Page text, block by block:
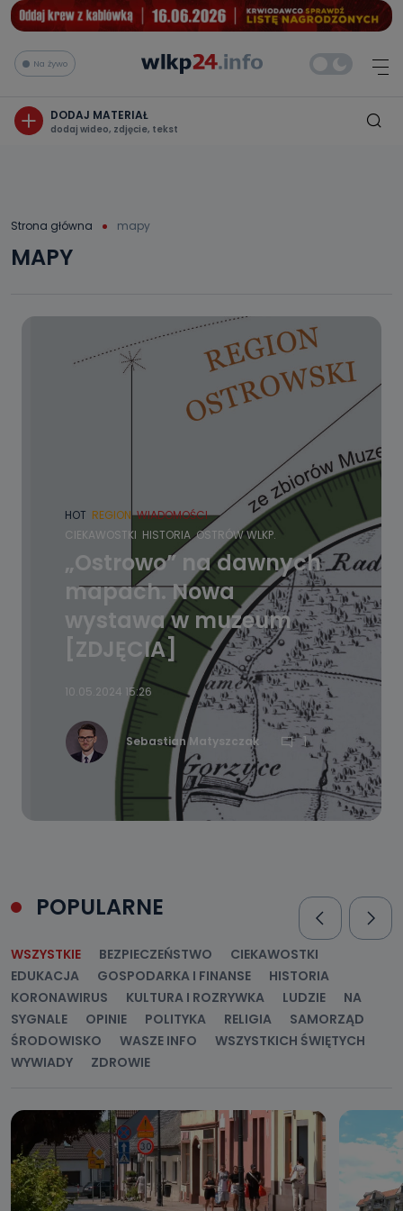
Na żywo
DODAJ MATERIAŁ
dodaj wideo, zdjęcie, tekst
Strona główna mapy
MAPY
HOT REGION WIADOMOŚCI
CIEKAWOSTKI HISTORIA OSTRÓW WLKP.
„Ostrowo” na dawnych
mapach. Nowa
wystawa w muzeum
[ZDJĘCIA]
10.05.2024 15:26
Sebastian Matyszczak 1
POPULARNE
WSZYSTKIE BEZPIECZEŃSTWO
CIEKAWOSTKI
EDUKACJA
GOSPODARKA I FINANSE
HISTORIA
KORONAWIRUS
KULTURA I ROZRYWKA LUDZIE
NA
SYGNALE
OPINIE POLITYKA RELIGIA
SAMORZĄD
ŚRODOWISKO
WASZE INFO
WSZYSTKICH ŚWIĘTYCH
WYWIADY
ZDROWIE